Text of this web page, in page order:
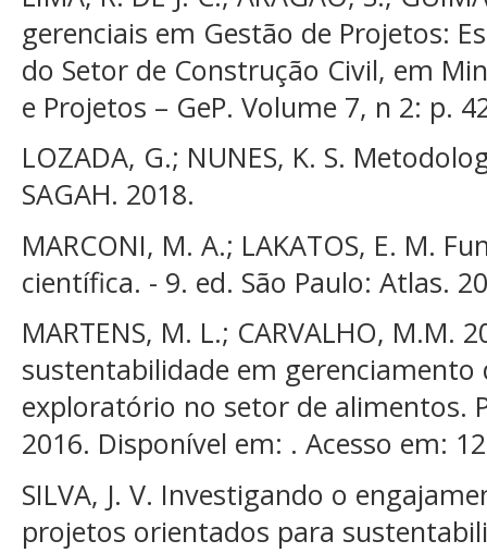
gerenciais em Gestão de Projetos:
do Setor de Construção Civil, em
e Projetos – GeP. Volume 7, n 2: p.
LOZADA, G.; NUNES, K. S.
SAGAH. 2018.
MARCONI, M. A.; LAKATOS, E. M.
científica. - 9. ed. São Paulo: Atlas.
MARTENS, M. L.; CARVALHO, M.M.
sustentabilidade em
exploratório no setor de alimentos.
2016. Disponível em: . Acesso em:
SILVA, J. V. Investigando o
projetos orientados para